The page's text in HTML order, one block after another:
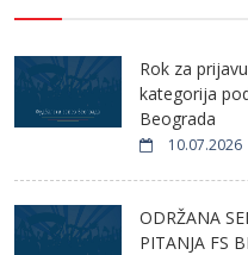
Rok za
kategorija
Beograda
10.07.2026
ODRŽANA
PITANJA FS